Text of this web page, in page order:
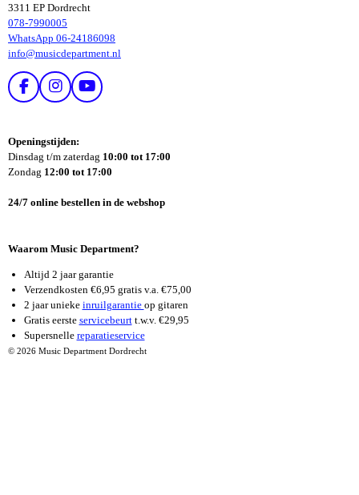
3311 EP Dordrecht
078-7990005
WhatsApp 06-24186098
info@musicdepartment.nl
F
B
O
I
T
A
R
M
Y
U
E
Openingstijden:
Dinsdag t/m zaterdag 10:00 tot 17:00
Zondag 12:00 tot 17:00
24/7 online bestellen in de webshop
Waarom Music Department?
Altijd 2 jaar garantie
Verzendkosten €6,95 gratis v.a. €75,00
2 jaar unieke inruilgarantie op gitaren
Gratis eerste servicebeurtt.w.v. €29,95
Supersnelle reparatieservice
© 2026 Music Department Dordrecht